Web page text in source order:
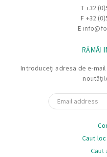
T +32
F +32
E
RĂMÂI
Introduceți adresa de e-
Email
Caut
Caut